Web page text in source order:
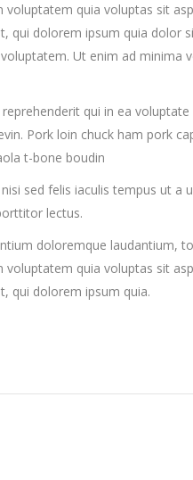
quia voluptas sit
dolorem ipsum quia dolor
Ut enim ad minima
qui in ea
Pork loin chuck ham pork
t-bone boudin
sed felis iaculis tempus ut
lectus.
doloremque laudantium,
quia voluptas sit
qui dolorem ipsum quia.